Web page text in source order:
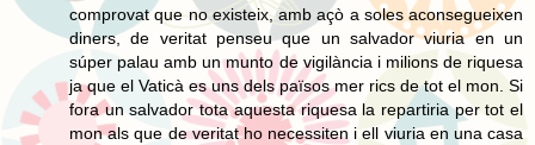
comprovat que no existeix, amb açò a soles aconsegueixen
diners, de veritat penseu que un salvador viuria en un
súper palau amb un munto de vigilància i milions de riquesa
ja que el Vaticà es uns dels països mer rics de tot el mon. Si
fora un salvador tota aquesta riquesa la repartiria per tot el
mon als que de veritat ho necessiten i ell viuria en una casa